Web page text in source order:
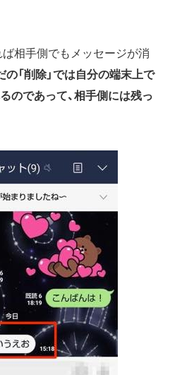
相手側でもメッセージが消
の「削除」では自分の端末上で
のであって、相手側には残っ